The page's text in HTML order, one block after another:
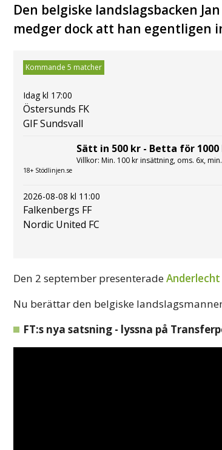
Den belgiske landslagsbacken
medger dock att han egentligen
Kommande 5 matcher
Idag kl 17:00
Östersunds FK
GIF Sundsvall
18+ Stödlinjen.se
Sätt in 500 kr - Betta för 1000
Villkor: Min. 100 kr insättning, oms. 6x,
2026-08-08 kl 11:00
Falkenbergs FF
Nordic United FC
Den 2 september presenteradeAnderlecht
Nu berättar den belgiske
FT:s nya satsning - lyssna på